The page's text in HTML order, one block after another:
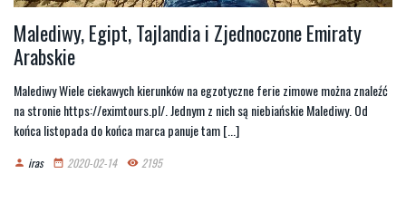
Malediwy, Egipt, Tajlandia i Zjednoczone Emiraty
Arabskie
Malediwy Wiele ciekawych kierunków na egzotyczne ferie zimowe można znaleźć
na stronie https://eximtours.pl/. Jednym z nich są niebiańskie Malediwy. Od
końca listopada do końca marca panuje tam [...]
person iras date_range 2020-02-14 remove_red_eye 2195